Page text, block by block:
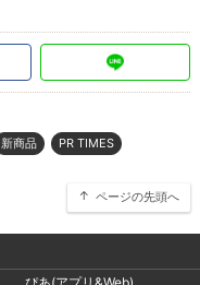
新商品 PR TIMES
ページの先頭へ